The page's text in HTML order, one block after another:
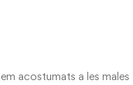
acostumats a les males